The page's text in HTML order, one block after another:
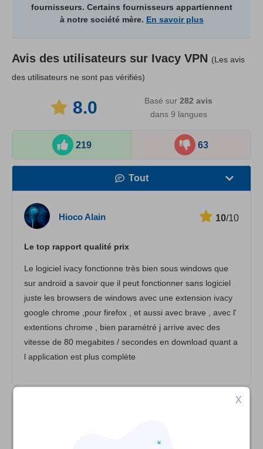
fournisseurs. Certains fournisseurs appartiennent
à notre société mère. En savoir plus
Avis des utilisateurs sur Ivacy VPN (Les avis
des utilisateurs ne sont pas vérifiés)
8.0 Basé sur282 avis
dans 9 langues
219 63
Tout
Іervice client
Hioco Alain 10/10
Le top rapport qualité prix
Le logiciel ivacy fonctionne très bien sous windows que
sur android a savoir que il peut fonctionner sans logiciel
juste les browsers de windows avec une extension ivacy
google chrome ,pour firefox , et aussi avec brave , avec l'
extentions chrome , bien paramétré j arrive avec des
vitesse de 80 megabites / secondes en download quant a
l application est plus complète
X